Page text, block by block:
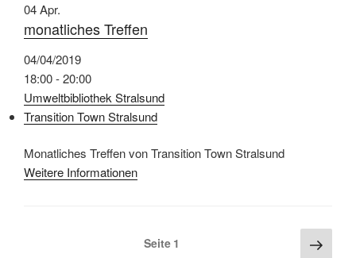
04Apr.
monatliches Treffen
04/04/2019
18:00 - 20:00
Umweltbibliothek Stralsund
Transition Town Stralsund
Monatliches Treffen von Transition Town Stralsund
Weitere Informationen
Seitennummerierung
Seite 1